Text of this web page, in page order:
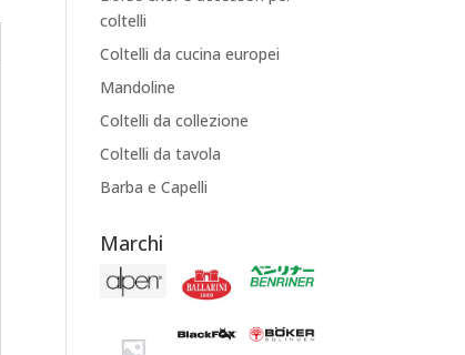
coltelli
Coltelli da cucina europei
Mandoline
Coltelli da collezione
Coltelli da tavola
Barba e Capelli
Marchi